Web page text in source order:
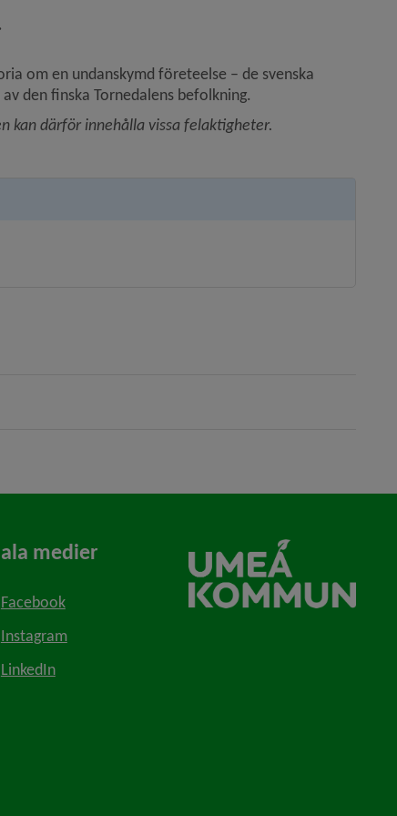
om en undanskymd företeelse – de svenska
den finska Tornedalens befolkning.
kan därför innehålla vissa felaktigheter.
medier
Facebook
Instagram
LinkedIn